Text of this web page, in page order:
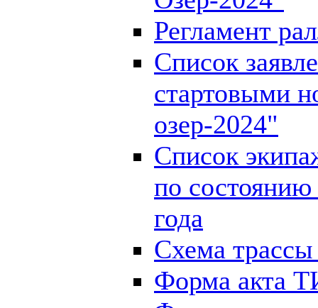
Регламент
Список
стартовыми
озер-2024"
Список
по
года
Схема
Форма акта